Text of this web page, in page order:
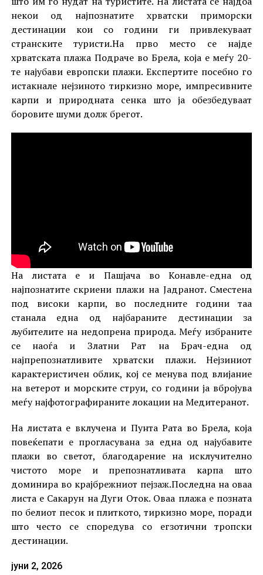
некои од најпознатите хрватски приморски
дестинации кои со години ги привлекуваат
странските туристи.На прво место се најде
хрватската плажа Подраче во Брела, која е меѓу 20-
те најубави европски плажи. Експертите посебно го
истакнале нејзиното тиркизно море, импресивните
карпи и природната сенка што ја обезбедуваат
боровите шуми долж брегот.
На листата е и Пашјача во Конавле-една од
најпознатите скриени плажи на Јадранот. Сместена
под високи карпи, во последните години таа
станала една од најбараните дестинации за
љубителите на недопрена природа. Меѓу избраните
се наоѓа и Златни Рат на Брач-една од
најпрепознатливите хрватски плажи. Нејзиниот
карактеристичен облик, кој се менува под влијание
на ветерот и морските струи, со години ја вбројува
меѓу најфотографираните локации на Медитеранот.
На листата е вклучена и Пунта Рата во Брела, која
повеќепати е прогласувана за една од најубавите
плажи во светот, благодарение на исклучително
чистото море и препознатливата карпа што
доминира во крајбрежниот пејзаж.Последна на оваа
листа е Сакарун на Дуги Оток. Оваа плажа е позната
по белиот песок и плиткото, тиркизно море, поради
што често се споредува со егзотични тропски
дестинации.
јуни 2, 2026